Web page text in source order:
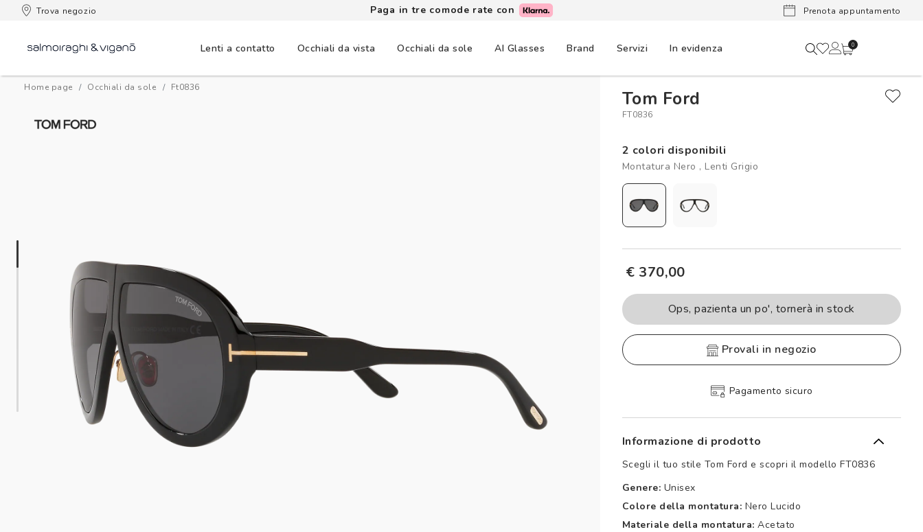
Trova negozio Paga in tre comode rate con Lenti a
Prenota appuntamento
Lenti a contatto Occhiali da vista Occhiali da sole AI Glasses Brand Servizi In evidenza 0
Home page Occhiali da sole ft0836 Tom Ford
FT0836
2 colori disponibili
Montatura Nero , Lenti Grigio
€ 370,00
Ops, pazienta un po', tornerà in stock
provali in negozio
Spedizione sicura e gratuita, senza spesa minima Ritiro in negozio disponibile Pagamento sicuro
Informazione di prodotto
Scegli il tuo stile Tom Ford e scopri il modello FT0836
Genere: Unisex
Colore della montatura: Nero Lucido
Materiale della montatura: Acetato